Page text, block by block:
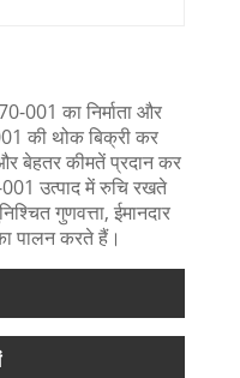
001 का निर्माता और
की थोक बिक्री कर
बेहतर कीमतें प्रदान कर
उत्पाद में रुचि रखते
गुणवत्ता, ईमानदार
पालन करते हैं।